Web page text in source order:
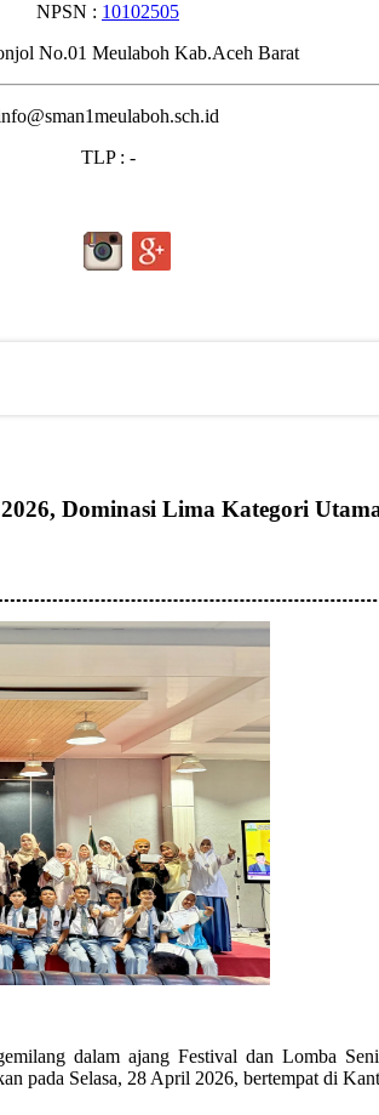
NPSN : 10102505
No.01 Meulaboh Kab.Aceh Barat
TLP : -
Dominasi Lima Kategori
dalam ajang Festival dan Lomba
pada Selasa, 28 April 2026, bertempat di